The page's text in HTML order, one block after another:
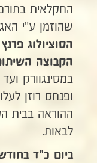
שהוזמן ע"י
הסוציולוג
הקבוצה
במסינגוורק
ופנחס רוזן
ההוראה בבית
לבאות.